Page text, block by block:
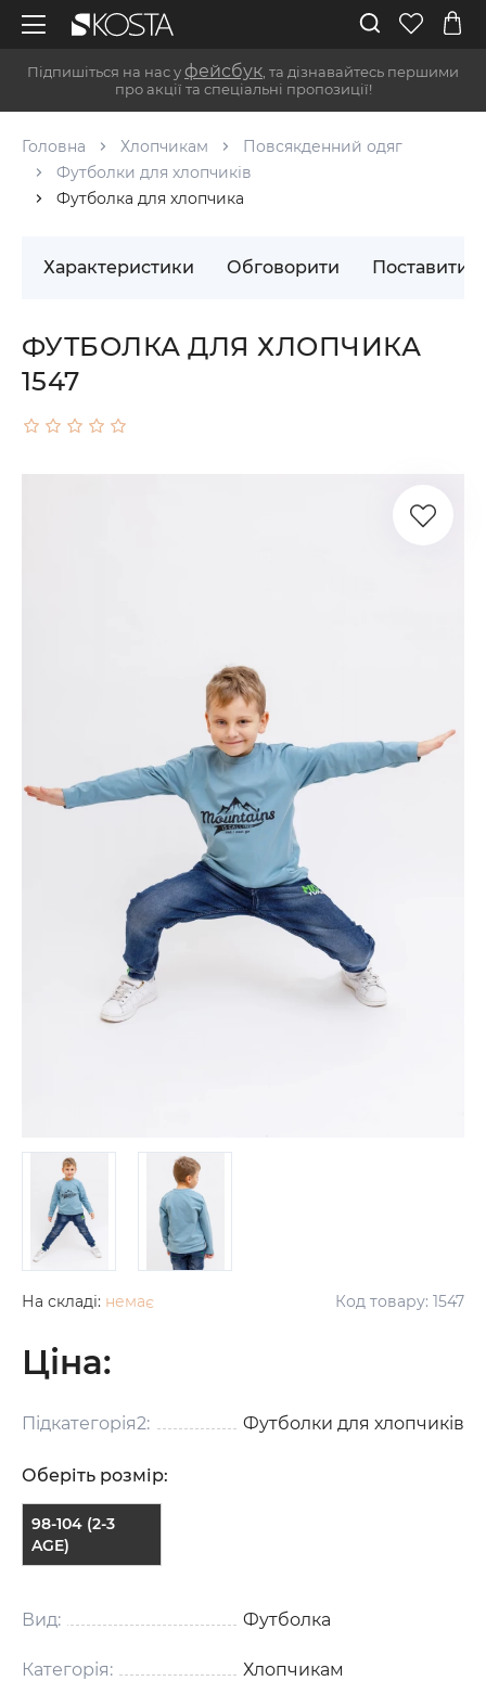
Підпишіться на нас у фейсбук , та дізнавайтесь першими
про акції та спеціальні пропозиції!
Головна Хлопчикам
Повсякденний одяг
Футболки для хлопчиків
Футболка для хлопчика
Характеристики Обговорити Поставити
ФУТБОЛКА ДЛЯ ХЛОПЧИКА
1547
На складі: немає Код товару: 1547
Ціна:
Підкатегорія2: Футболки для хлопчиків
Оберіть розмір:
98-104 (2-3
AGE)
Вид: Футболка
Категорія: Хлопчикам